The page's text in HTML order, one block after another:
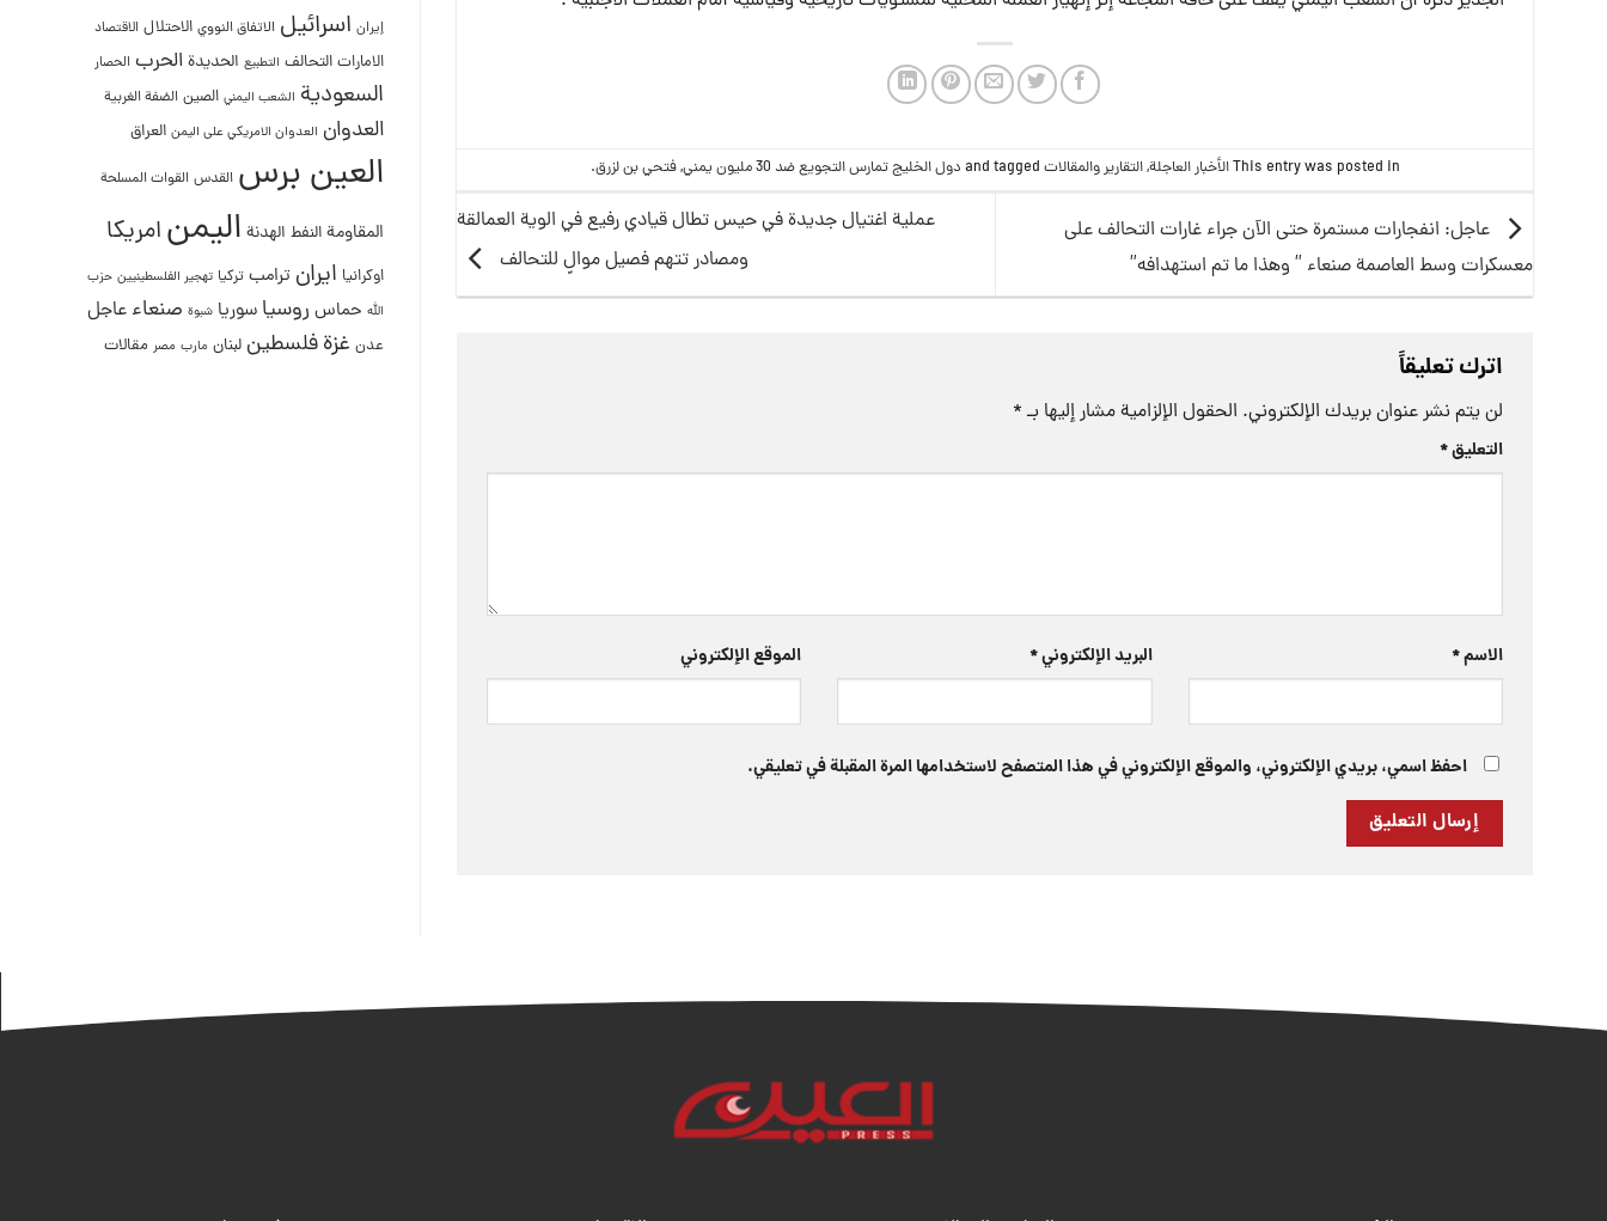
This entry was posted inالأخبار العاجلة,التقارير والمقالات دول الخليج تمارس التجويع ضد 30 مليون يمني ,فتحي بن لزرق.
عاجل: انفجارات مستمرة حتى الآن جراء غارات التحالف على
معسكرات وسط العاصمة صنعاء ” وهذا ما تم استهدافه”
عملية اغتيال جديدة في حيس تطال قيادي رفيع في الوية العمالقة
ومصادر تتهم فصيل موالٍ للتحالف
اترك تعليقاً
لن يتم نشر عنوان بريدك الإلكتروني. الحقول الإلزامية مشار إليها بـ *
التعليق*
الاسم* البريد الإلكتروني* الموقع الإلكتروني
احفظ اسمي، بريدي الإلكتروني، والموقع الإلكتروني في هذا المتصفح لاستخدامها المرة المقبلة في تعليقي.
إيران اسرائيل الاتفاق النووي الاحتلال الاقتصاد
الامارات التحالف التطبيع الحديدة الحرب الحصار
السعودية الشعب اليمني الصين الضفة الغربية
العدوان العدوان الامريكي على اليمن العراق
العين برس القدس القوات المسلحة
المقاومةالنفط الهدنة اليمنامريكا
اوكرانيا ايران ترامب تركيا تهجير الفلسطينيين حزب
الله حماس روسيا سوريا شبوة صنعاء عاجل
عدن غزةفلسطين لبنان مارب مصر مقالات